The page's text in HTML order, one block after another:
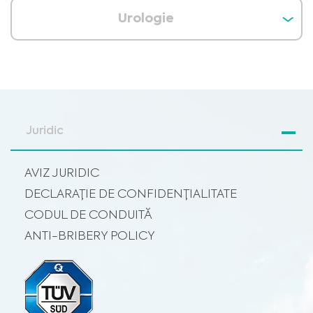
Urologie
Juridic
AVIZ JURIDIC
DECLARAȚIE DE CONFIDENȚIALITATE
CODUL DE CONDUITĂ
ANTI-BRIBERY POLICY